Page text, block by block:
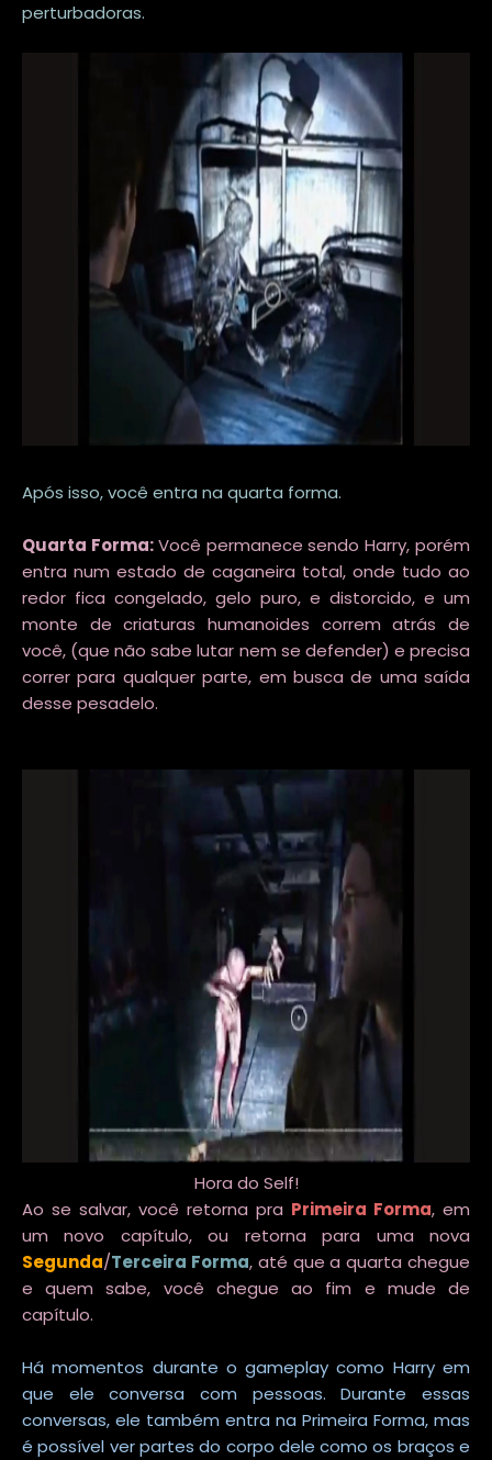
perturbadoras.
Após isso, você entra na quarta forma.
Quarta Forma:Você permanece sendo Harry, porém
entra num estado de caganeira total, onde tudo ao
redor fica congelado, gelo puro, e distorcido, e um
monte de criaturas humanoides correm atrás de
você, (que não sabe lutar nem se defender) e precisa
correr para qualquer parte, em busca de uma saída
desse pesadelo.
Hora do Self!
Ao se salvar, você retorna pra Primeira Forma, em
um novo capítulo, ou retorna para uma nova
Segunda/Terceira Forma, até que a quarta chegue
e quem sabe, você chegue ao fim e mude de
capítulo.
Há momentos durante o gameplay como Harry em
que ele conversa com pessoas. Durante essas
conversas, ele também entra na Primeira Forma, mas
é possível ver partes do corpo dele como os braços e